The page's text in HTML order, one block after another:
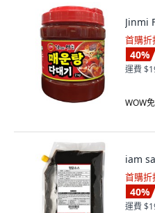
Jinmi
首購折
40%
運費
WOW
iam
首購折
40%
運費